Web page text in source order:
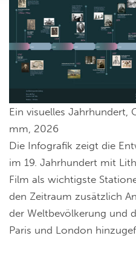
Ein visuelles Jahrhundert,
mm, 2026
Die Infografik zeigt die
im 19. Jahrhundert mit
Film als wichtigste
den Zeitraum zusätzlich
der Weltbevölkerung und
Paris und London